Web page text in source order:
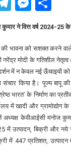
ने वित्त वर्ष 2024-
भावना को सशक्त करने वाले
नरेंद्र मोदी के गतिशील
में न केवल नई ऊँचाइयों को
संचार किया है। पूज्य बापू
भारत’ के निर्माण का
में खादी और ग्रामोद्योग
केवीआईसी मनोज
में उत्पादन, बिक्री और नये
में 447 प्रतिशत,